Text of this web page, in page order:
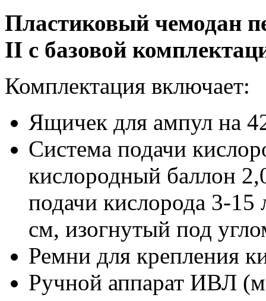
Пластиковый чемодан
II с базовой
Комплектация включает:
Ящичек для ампул на
Система подачи
кислородный баллон
подачи кислорода 3-
см, изогнутый под
Ремни для крепления
Ручной аппарат ИВЛ